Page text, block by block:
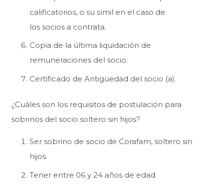
calificatorios, o su símil en el caso de
los socios a contrata.
Copia de la última liquidación de
remuneraciones del socio.
Certificado de Antigüedad del socio (a).
¿Cuáles son los requisitos de postulación para
sobrinos del socio soltero sin hijos?
Ser sobrino de socio de Corafam, soltero sin
hijos.
Tener entre 06 y 24 años de edad.